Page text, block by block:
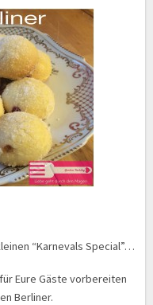
“Karnevals Special”…
Eure Gäste vorbereiten
Berliner.